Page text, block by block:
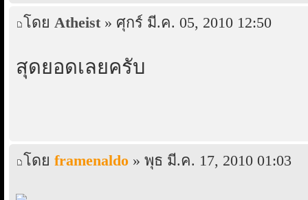
โดย Atheist » ศุกร์ มี.ค. 05, 2010 12:50
สุดยอดเลยครับ
โดย framenaldo » พุธ มี.ค. 17, 2010 01:03